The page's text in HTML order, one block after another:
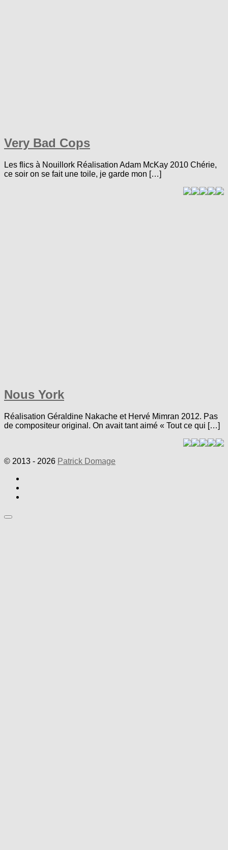
Very Bad Cops
Les flics à Nouillork Réalisation Adam McKay 2010 Chérie,
ce soir on se fait une toile, je garde mon […]
Nous York
Réalisation Géraldine Nakache et Hervé Mimran 2012. Pas
de compositeur original. On avait tant aimé « Tout ce qui […]
© 2013 - 2026 Patrick Domage